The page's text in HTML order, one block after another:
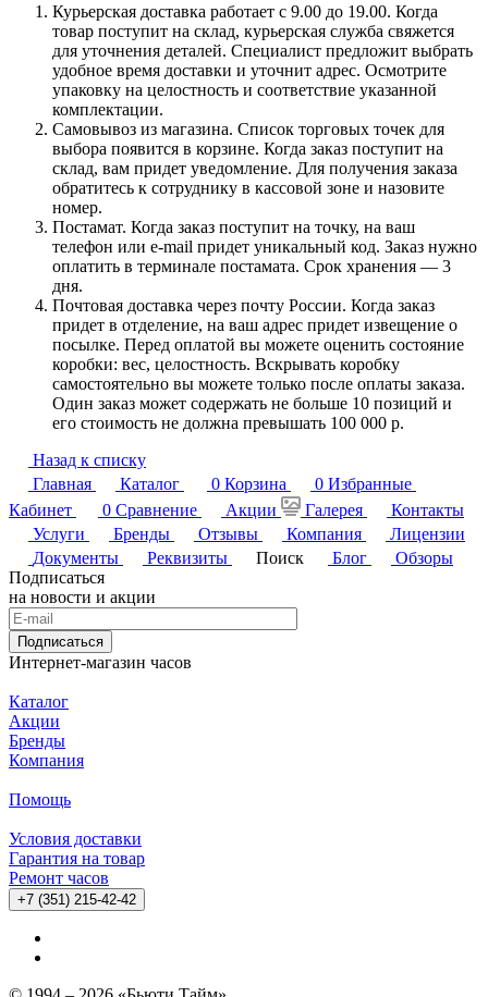
Курьерская доставка работает с 9.00 до 19.00. Когда
товар поступит на склад, курьерская служба свяжется
для уточнения деталей. Специалист предложит выбрать
удобное время доставки и уточнит адрес. Осмотрите
упаковку на целостность и соответствие указанной
комплектации.
Самовывоз из магазина. Список торговых точек для
выбора появится в корзине. Когда заказ поступит на
склад, вам придет уведомление. Для получения заказа
обратитесь к сотруднику в кассовой зоне и назовите
номер.
Постамат. Когда заказ поступит на точку, на ваш
телефон или e-mail придет уникальный код. Заказ нужно
оплатить в терминале постамата. Срок хранения — 3
дня.
Почтовая доставка через почту России. Когда заказ
придет в отделение, на ваш адрес придет извещение о
посылке. Перед оплатой вы можете оценить состояние
коробки: вес, целостность. Вскрывать коробку
самостоятельно вы можете только после оплаты заказа.
Один заказ может содержать не больше 10 позиций и
его стоимость не должна превышать 100 000 р.
Назад к списку
Главная
Каталог 0 Корзина 0 Избранные
Кабинет
0 Сравнение Акции Галерея
Контакты
Услуги
Бренды Отзывы Компания
Лицензии
Документы
Реквизиты Поиск Блог
Обзоры
Подписаться
на новости и акции
Подписаться
Интернет-магазин часов
Каталог
Акции
Бренды
Компания
Помощь
Условия доставки
Гарантия на товар
Ремонт часов
+7 (351) 215-42-42